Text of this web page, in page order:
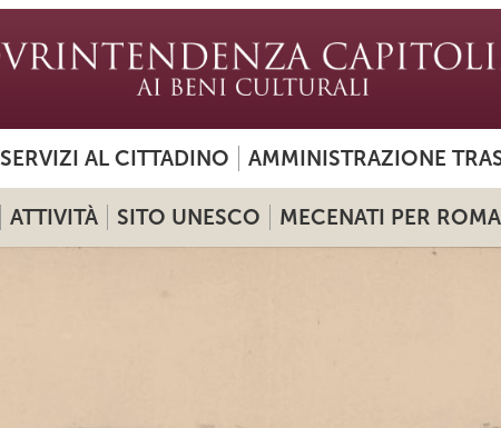
SERVIZI AL CITTADINO AMMINISTRAZIONE
ATTIVITÀ SITO UNESCO MECENATI PER ROMA